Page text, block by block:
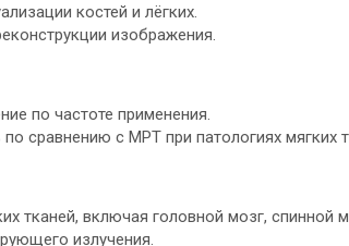
костей и лёгких.
изображения.
по частоте применения.
сравнению с МРТ при патологиях мягких
тканей, включая головной мозг, спинной
излучения.